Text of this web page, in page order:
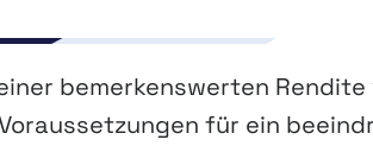
bemerkenswerten Rendite
für ein